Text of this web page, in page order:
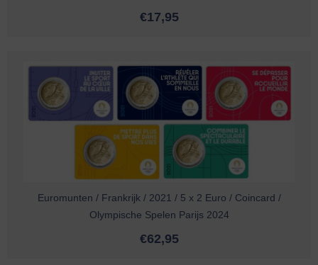
€17,95
Euromunten / Frankrijk / 2021 / 5 x 2 Euro / Coincard /
Olympische Spelen Parijs 2024
€62,95